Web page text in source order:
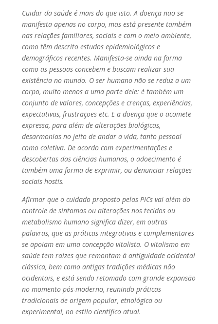
Cuidar da saúde é mais do que isto. A doença não se
manifesta apenas no corpo, mas está presente também
nas relações familiares, sociais e com o meio ambiente,
como têm descrito estudos epidemiológicos e
demográficos recentes. Manifesta-se ainda na forma
como as pessoas concebem e buscam realizar sua
existência no mundo. O ser humano não se reduz a um
corpo, muito menos a uma parte dele: é também um
conjunto de valores, concepções e crenças, experiências,
expectativas, frustrações etc. E a doença que o acomete
expressa, para além de alterações biológicas,
desarmonias no jeito de andar a vida, tanto pessoal
como coletiva. De acordo com experimentações e
descobertas das ciências humanas, o adoecimento é
também uma forma de exprimir, ou denunciar relações
sociais hostis.
Afirmar que o cuidado proposto pelas PICs vai além do
controle de sintomas ou alterações nos tecidos ou
metabolismo humano significa dizer, em outras
palavras, que as práticas integrativas e complementares
se apoiam em uma concepção vitalista. O vitalismo em
saúde tem raízes que remontam à antiguidade ocidental
clássica, bem como antigas tradições médicas não
ocidentais, e está sendo retomado com grande expansão
no momento pós-moderno, reunindo práticas
tradicionais de origem popular, etnológica ou
experimental, no estilo científico atual.